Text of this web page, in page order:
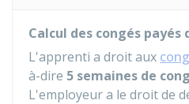
Calcul des congés
L'apprenti a droit aux
à-dire 5 semaines de
L'employeur a le droit de